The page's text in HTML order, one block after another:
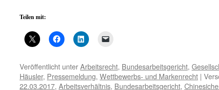
Teilen mit:
Veröffentlicht unterArbeitsrecht, Bundesarbeitsgericht,
Häusler, Pressemeldung, Wettbewerbs- und Markenrecht |
22.03.2017, Arbeitsverhältnis, Bundesarbeitsgericht,